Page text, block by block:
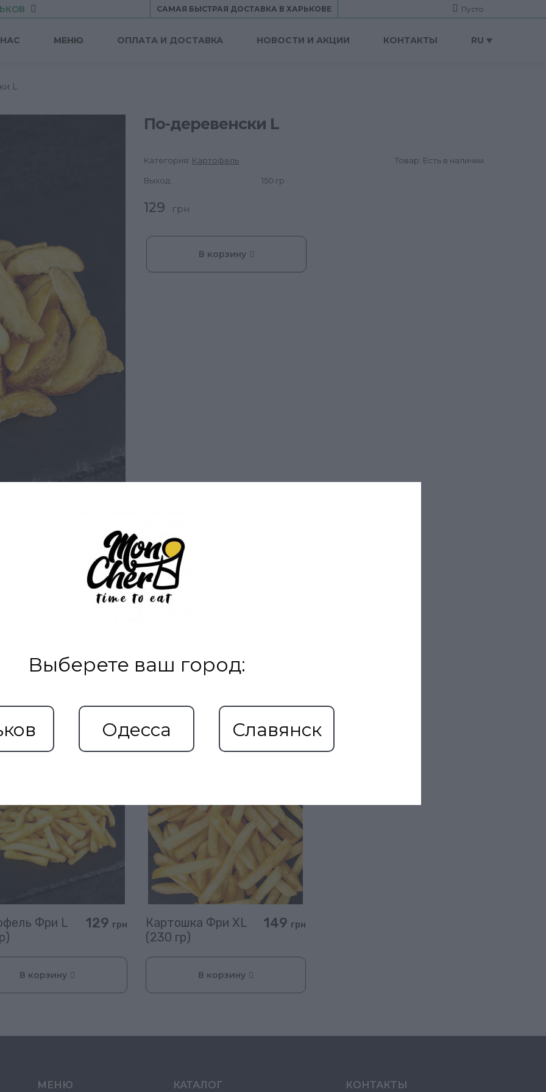
САМАЯ БЫСТРАЯ ДОСТАВКА В ХАРЬКОВЕ Пусто
МЕНЮ ОПЛАТА И ДОСТАВКА НОВОСТИ И АКЦИИ КОНТАКТЫ RU
L
По-деревенски L
Категория: Картофель Товар: Есть в наличии
Выход: 150 гр
129 грн
В корзину
Фри L
129 грн
В корзину
Картошка Фри XL
(230 гр)
149 грн
В корзину
МЕНЮ КАТАЛОГ КОНТАКТЫ
Выберете ваш город:
Одесса Славянск